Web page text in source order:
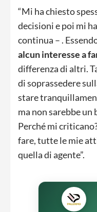
“Mi ha chiesto
decisioni e poi mi
continua – .
alcun interesse a
differenza di altri.
di soprassedere
stare
ma non sarebbe un
Perché mi
fare, tutte le mie
quella di agente”.